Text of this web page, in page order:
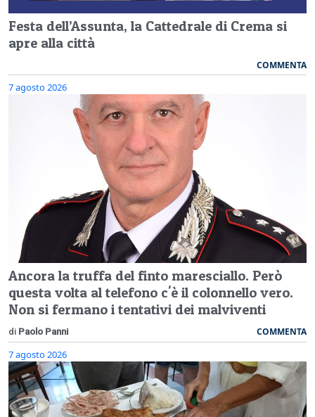
Festa dell’Assunta, la Cattedrale di Crema si
apre alla città
COMMENTA
7 agosto 2026
Ancora la truffa del finto maresciallo. Però
questa volta al telefono c'è il colonnello vero.
Non si fermano i tentativi dei malviventi
di Paolo Panni COMMENTA
7 agosto 2026